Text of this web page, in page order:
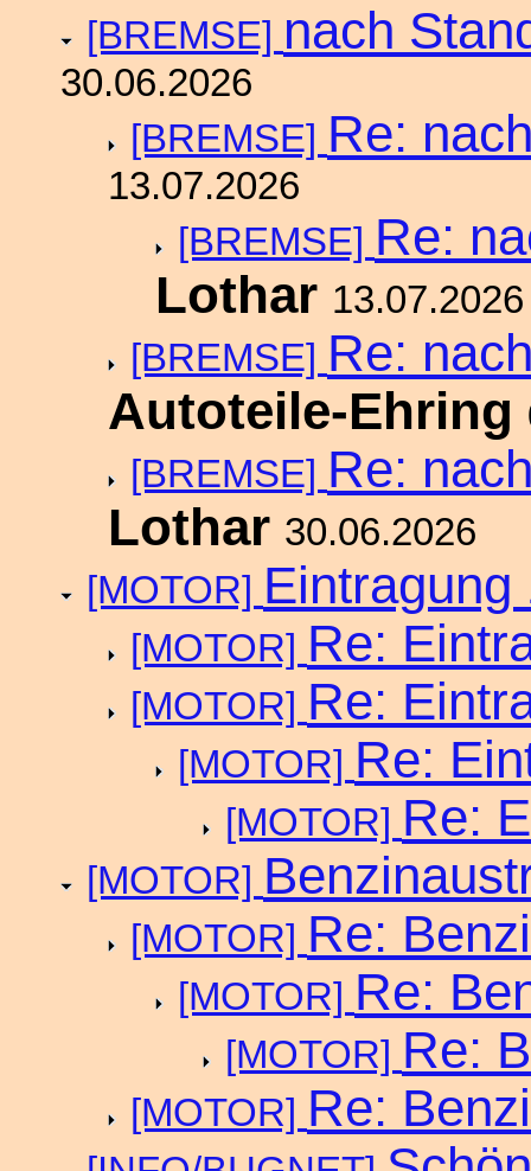
[BREMSE] nach
30.06.2026
[BREMSE] Re:
13.07.2026
[BREMSE] Re:
Lothar 13.07.2026
[BREMSE] Re:
Autoteile-Ehring
[BREMSE] Re:
Lothar 30.06.2026
[MOTOR] Eintragung
[MOTOR] Re:
[MOTOR] Re:
[MOTOR] Re:
[MOTOR] Re:
[MOTOR]
[MOTOR] Re:
[MOTOR] Re:
[MOTOR] Re:
[MOTOR] Re: